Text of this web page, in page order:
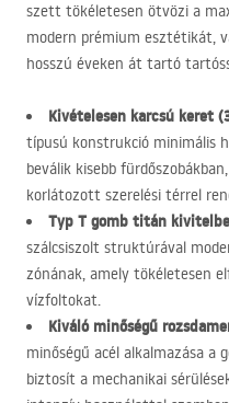
szett tökéletesen ötvözi a
modern prémium esztétikát,
hosszú éveken át tartó
Kivételesen karcsú keret
típusú konstrukció minimális
beválik kisebb
korlátozott szerelési térrel
Typ T gomb titán
szálcsiszolt struktúrával
zónának, amely tökéletesen
vízfoltokat.
Kiváló minőségű
minőségű acél alkalmazása a
biztosít a mechanikai